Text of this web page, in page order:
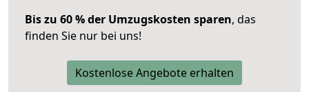
Bis zu 60 % der Umzugskosten sparen, das
finden Sie nur bei uns!
Kostenlose Angebote erhalten